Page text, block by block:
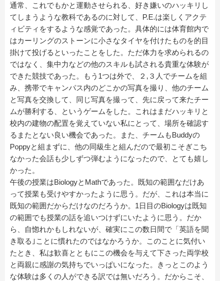
通常、これでもかと運動させられる、好き嫌いのハッキリし
てしまうような教科であるのに対して、P.E.は楽しくアクテ
ィビティをするような感覚であった。具体的には体育館内で
はカーリングのストーンに小さなタイヤを付けたものを的目
掛けて投げるといったことをした。ただ体力を求められるの
ではなく、集中力などの他のスキルも試される貴重な体験が
できた競技であった。もう1つは外で、２,３人でチームを組
み、携帯でキャンパス内のどこかの写真を撮り、他のチーム
と写真を交換して、同じ写真を撮って、先に戻って来たチー
ムが勝利する、というゲームをした。これはまだハッキリと
校内の建物の配置を覚えていない私にとって、場所を確認す
るまたとない良い機会であった。また、チームもBuddyの
Poppyと組まずに、他の同級生と組んだので最初こそぎこち
なかった会話も少しずつ弾むようになったので、とても嬉し
かった。
午後の授業はBiologyとMathであった。既知の範囲なだけあ
って授業も受けやすかったように思う。だが、これは本当に
既知の範囲だからだけなのだろうか。1日目のBiologyは既知
の範囲でも授業の話を追いつけずにいたように思う。だか
ら、自惚れかもしれないが、確実にこの数日間で「英語を聞
き取る｣ことに慣れたのではなかろうか。このことに気付い
たとき、私は歓喜とともにこの機会を与えて下さった両学校
と両親に感謝の気持ちでいっぱいになった。きっとこのよう
な体験は多くの人ができる訳では無いだろう。だからこそ、